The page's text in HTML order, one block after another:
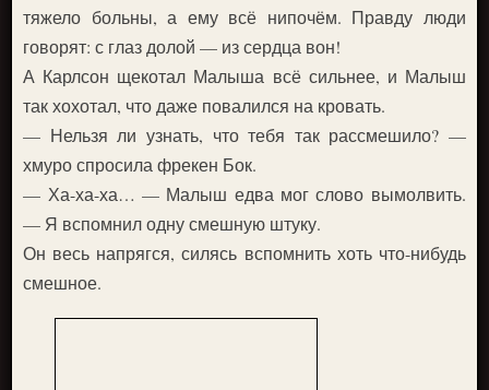
тяжело больны, а ему всё нипочём. Правду люди
говорят: с глаз долой — из сердца вон!
А Карлсон щекотал Малыша всё сильнее, и Малыш
так хохотал, что даже повалился на кровать.
— Нельзя ли узнать, что тебя так рассмешило? —
хмуро спросила фрекен Бок.
— Ха-ха-ха… — Малыш едва мог слово вымолвить.
— Я вспомнил одну смешную штуку.
Он весь напрягся, силясь вспомнить хоть что-нибудь
смешное.